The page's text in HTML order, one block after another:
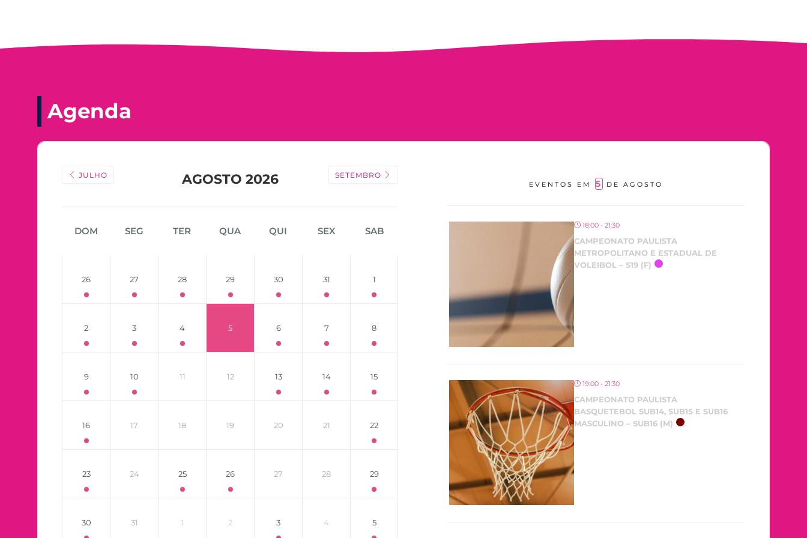
Agenda
JULHO AGOSTO 2026 SETEMBRO
DOM SEG TER QUA QUI SEX SAB
26 27 28 29 30 31 1
2 3 4 5 6 7 8
9 10 11 12 13 14 15
16 17 18 19 20 21 22
23 24 25 26 27 28 29
30 31 1 2 3 4 5
EVENTOS EM 5 DE AGOSTO
18:00 - 21:30
CAMPEONATO PAULISTA
METROPOLITANO E ESTADUAL DE
VOLEIBOL – S19 (F)
19:00 - 21:30
CAMPEONATO PAULISTA
BASQUETEBOL SUB14, SUB15 E SUB16
MASCULINO – SUB16 (M)